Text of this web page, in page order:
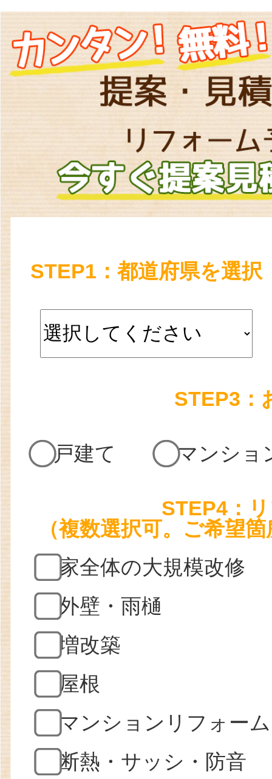
STEP1：都道府県を選択
STEP3：
戸建て マンショ
STEP4：
（複数選択可。ご希望
家全体の大規模改修
外壁・雨樋
増改築
屋根
マンションリフォーム
断熱・サッシ・防音